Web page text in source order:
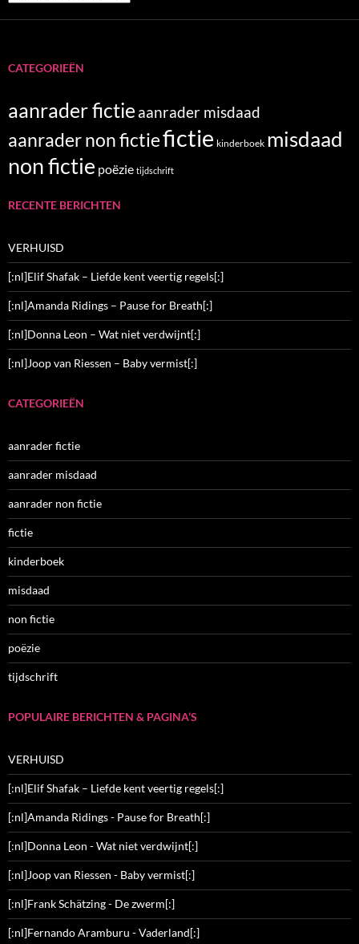
CATEGORIEËN
aanrader fictie aanrader misdaad
aanrader non fictiefictie kinderboek misdaad
non fictie poëzie tijdschrift
RECENTE BERICHTEN
VERHUISD
[:nl]Elif Shafak – Liefde kent veertig regels[:]
[:nl]Amanda Ridings – Pause for Breath[:]
[:nl]Donna Leon – Wat niet verdwijnt[:]
[:nl]Joop van Riessen – Baby vermist[:]
CATEGORIEËN
aanrader fictie
aanrader misdaad
aanrader non fictie
fictie
kinderboek
misdaad
non fictie
poëzie
tijdschrift
POPULAIRE BERICHTEN & PAGINA’S
VERHUISD
[:nl]Elif Shafak – Liefde kent veertig regels[:]
[:nl]Amanda Ridings - Pause for Breath[:]
[:nl]Donna Leon - Wat niet verdwijnt[:]
[:nl]Joop van Riessen - Baby vermist[:]
[:nl]Frank Schätzing - De zwerm[:]
[:nl]Fernando Aramburu - Vaderland[:]